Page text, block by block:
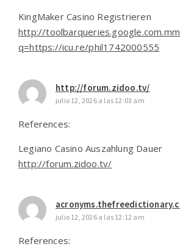
KingMaker Casino Registrieren
http://
q=https://icu.re/phil1742000555
http://forum.zidoo.tv/
julio 12, 2026 a las 12:03 am
References:
Legiano Casino Auszahlung Dauer
http://forum.zidoo.tv/
julio 12, 2026 a las 12:12 am
References: